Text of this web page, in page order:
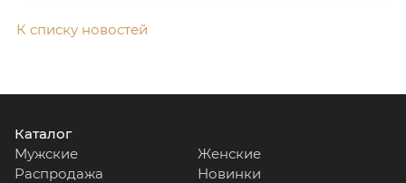
К списку новостей
Каталог
Мужские
Женские
Распродажа
Новинки